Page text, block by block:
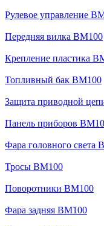
Рулевое управление
Передняя вилка BM100
Крепление пластика
Топливный бак BM100
Защита приводной
Панель приборов
Фара головного света
Тросы BM100
Поворотники BM100
Фара задняя BM100